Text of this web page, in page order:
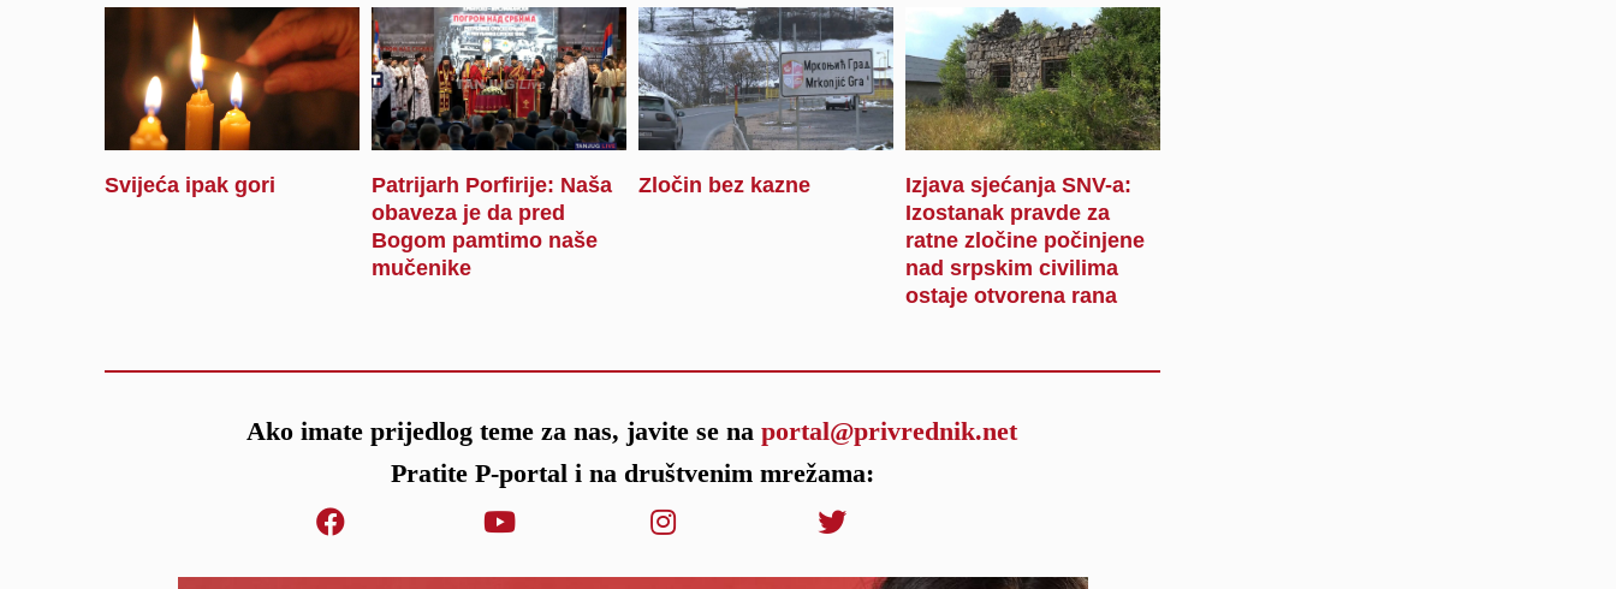
Svijeća ipak gori
Patrijarh Porfirije: Naša
obaveza je da pred
Bogom pamtimo naše
mučenike
Zločin bez kazne
Izjava sjećanja SNV-a:
Izostanak pravde za
ratne zločine počinjene
nad srpskim civilima
ostaje otvorena rana
Ako imate prijedlog teme za nas, javite se naportal@privrednik.net
Pratite P-portal i na društvenim mrežama: